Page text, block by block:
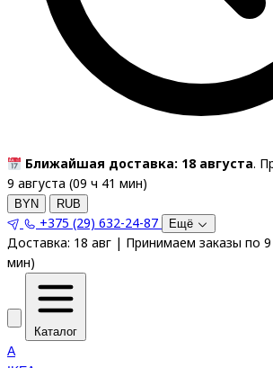
Ближайшая доставка: 18 августа.
9 августа (09 ч 41 мин)
BYN RUB
+375 (29) 632-24-87 Ещё
Доставка: 18 авг | Принимаем заказы по 9
мин)
Каталог
A